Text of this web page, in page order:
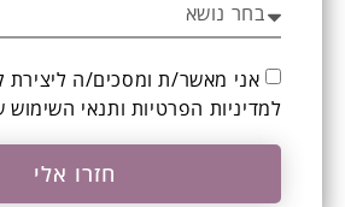
אני מאשר/ת ומסכים/ה ליצירת
למדיניות הפרטיות ותנאי השימוש
חזרו אלי